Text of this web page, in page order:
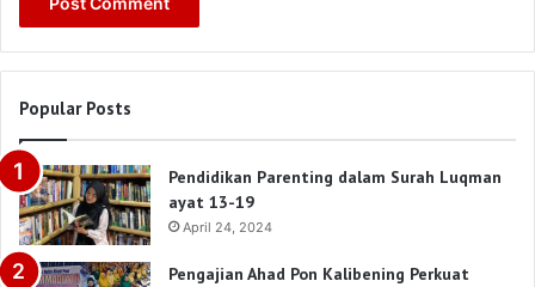
Popular Posts
Pendidikan Parenting dalam Surah Luqman
ayat 13-19
April 24, 2024
Pengajian Ahad Pon Kalibening Perkuat